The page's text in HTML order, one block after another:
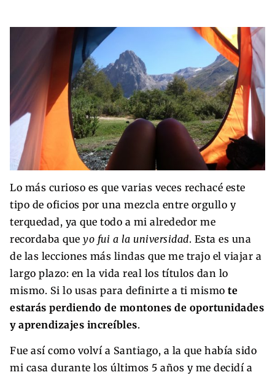
Lo más curioso es que varias veces rechacé este
tipo de oficios por una mezcla entre orgullo y
terquedad, ya que todo a mi alrededor me
recordaba que yo fui a la universidad. Esta es una
de las lecciones más lindas que me trajo el viajar a
largo plazo: en la vida real los títulos dan lo
mismo. Si lo usas para definirte a ti mismo te
estarás perdiendo de montones de oportunidades
y aprendizajes increíbles.
Fue así como volví a Santiago, a la que había sido
mi casa durante los últimos 5 años y me decidí a